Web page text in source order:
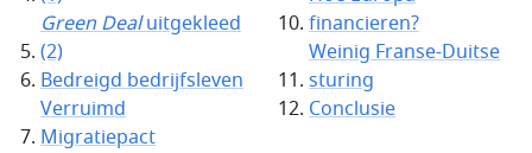
Green Dealuitgekleed
(2)
Bedreigd bedrijfsleven
Verruimd
Migratiepact
financieren?
Weinig Franse-Duitse
sturing
Conclusie